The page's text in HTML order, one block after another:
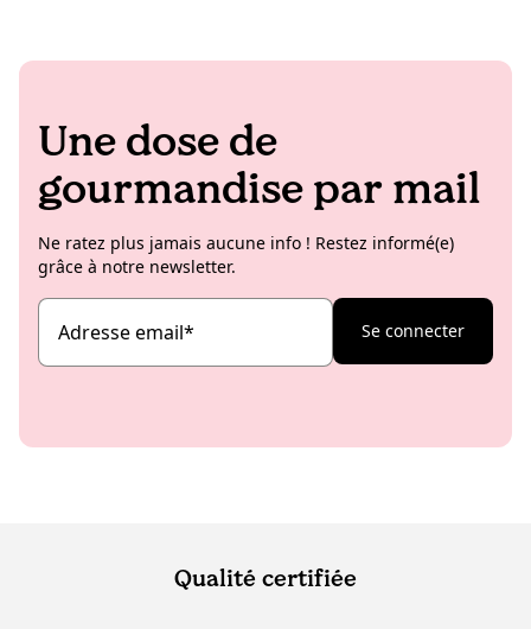
Une dose de
gourmandise par mail
Ne ratez plus jamais aucune info ! Restez informé(e)
grâce à notre newsletter.
Adresse email* Se connecter
Qualité certifiée